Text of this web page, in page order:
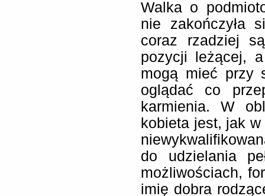
Walka o
nie zakończyła
coraz rzadziej
pozycji leżącej,
mogą mieć przy
oglądać co
karmienia. W
kobieta jest, jak
do udzielania
możliwościach,
imię dobra